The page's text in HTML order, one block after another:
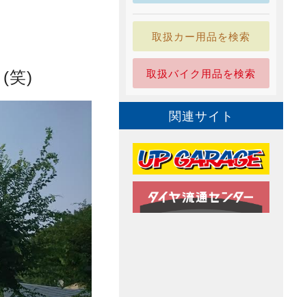
(笑)
取扱カー用品を検索
取扱バイク用品を検索
関連サイト